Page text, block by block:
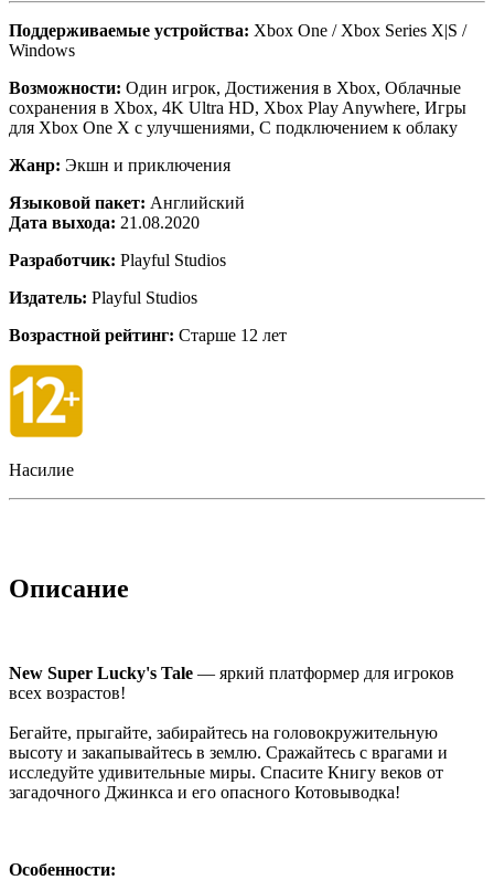
Поддерживаемые устройства: Xbox One / Xbox Series X|S /
Windows
Возможности: Один игрок, Достижения в Xbox, Облачные
сохранения в Xbox, 4K Ultra HD, Xbox Play Anywhere, Игры
для Xbox One X с улучшениями, С подключением к облаку
Жанр: Экшн и приключения
Языковой пакет: Английский
Дата выхода: 21.08.2020
Разработчик: Playful Studios
Издатель: Playful Studios
Возрастной рейтинг: Старше 12 лет
Насилие
Описание
New Super Lucky's Tale — яркий платформер для игроков
всех возрастов!
Бегайте, прыгайте, забирайтесь на головокружительную
высоту и закапывайтесь в землю. Сражайтесь с врагами и
исследуйте удивительные миры. Спасите Книгу веков от
загадочного Джинкса и его опасного Котовыводка!
Особенности: